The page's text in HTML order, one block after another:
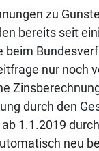
zu
bereits seit
beim
nur noch
durch den
1.1.2019
neu